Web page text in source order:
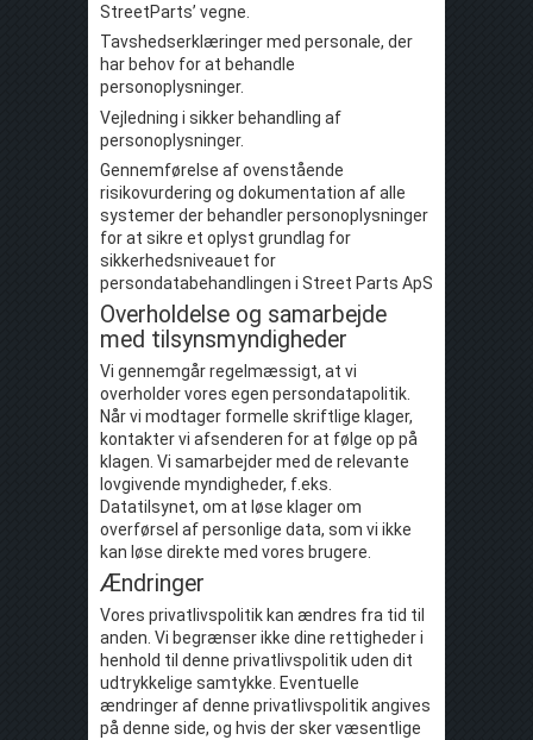
StreetParts’ vegne.
Tavshedserklæringer med personale, der
har behov for at behandle
personoplysninger.
Vejledning i sikker behandling af
personoplysninger.
Gennemførelse af ovenstående
risikovurdering og dokumentation af alle
systemer der behandler personoplysninger
for at sikre et oplyst grundlag for
sikkerhedsniveauet for
persondatabehandlingen i Street Parts ApS
Overholdelse og samarbejde
med tilsynsmyndigheder
Vi gennemgår regelmæssigt, at vi
overholder vores egen persondatapolitik.
Når vi modtager formelle skriftlige klager,
kontakter vi afsenderen for at følge op på
klagen. Vi samarbejder med de relevante
lovgivende myndigheder, f.eks.
Datatilsynet, om at løse klager om
overførsel af personlige data, som vi ikke
kan løse direkte med vores brugere.
Ændringer
Vores privatlivspolitik kan ændres fra tid til
anden. Vi begrænser ikke dine rettigheder i
henhold til denne privatlivspolitik uden dit
udtrykkelige samtykke. Eventuelle
ændringer af denne privatlivspolitik angives
på denne side, og hvis der sker væsentlige